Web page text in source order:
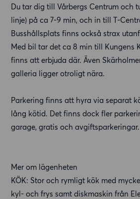
Du tar dig till Vårbergs Centrum och
linje) på ca 7-9 min, och in till T-
Busshållsplats finns också strax
Med bil tar det ca 8 min till Kungens
finns att erbjuda där. Även
galleria ligger otroligt nära.
Parkering finns att hyra via separat
lång kötid. Det finns dock fler
garage, gratis och avgiftsparkeringar.
Mer om lägenheten
KÖK: Stor och rymligt kök med
kyl- och frys samt diskmaskin från